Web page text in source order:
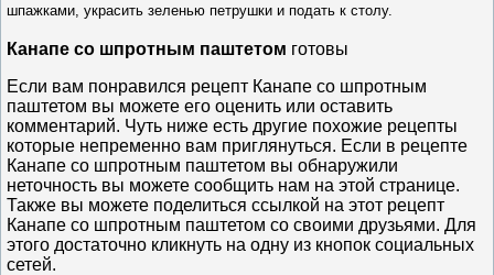
шпажками, украсить зеленью петрушки и подать к столу.
Канапе со шпротным паштетом готовы
Если вам понравился рецепт Канапе со шпротным
паштетом вы можете его оценить или оставить
комментарий. Чуть ниже есть другие похожие рецепты
которые непременно вам приглянуться. Если в рецепте
Канапе со шпротным паштетом вы обнаружили
неточность вы можете сообщить нам на этой странице.
Также вы можете поделиться ссылкой на этот рецепт
Канапе со шпротным паштетом со своими друзьями. Для
этого достаточно кликнуть на одну из кнопок социальных
сетей.